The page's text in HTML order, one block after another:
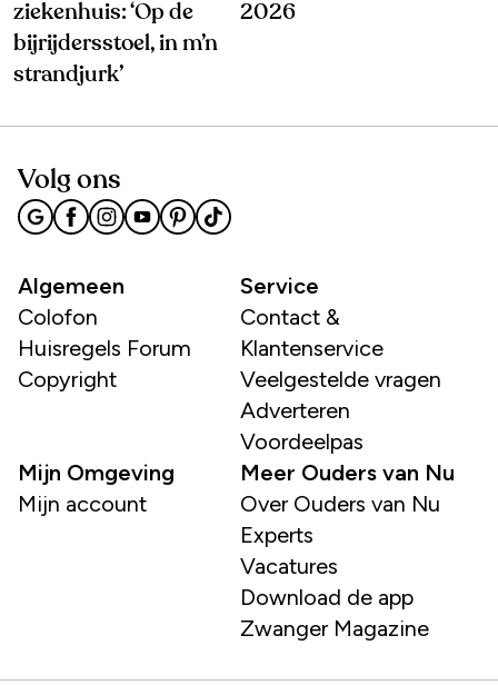
ziekenhuis: ‘Op de
bijrijdersstoel, in m’n
strandjurk’
2026
Volg ons
Algemeen
Colofon
Huisregels Forum
Copyright
Service
Contact &
Klantenservice
Veelgestelde vragen
Adverteren
Voordeelpas
Mijn Omgeving
Mijn account
Meer Ouders van Nu
Over Ouders van Nu
Experts
Vacatures
Download de app
Zwanger Magazine